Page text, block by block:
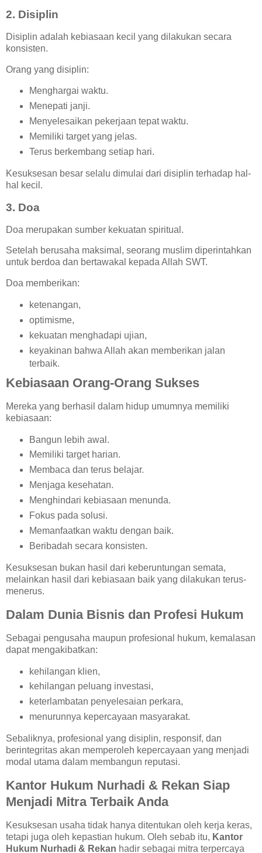
2. Disiplin
Disiplin adalah kebiasaan kecil yang dilakukan secara
konsisten.
Orang yang disiplin:
Menghargai waktu.
Menepati janji.
Menyelesaikan pekerjaan tepat waktu.
Memiliki target yang jelas.
Terus berkembang setiap hari.
Kesuksesan besar selalu dimulai dari disiplin terhadap hal-
hal kecil.
3. Doa
Doa merupakan sumber kekuatan spiritual.
Setelah berusaha maksimal, seorang muslim diperintahkan
untuk berdoa dan bertawakal kepada Allah SWT.
Doa memberikan:
ketenangan,
optimisme,
kekuatan menghadapi ujian,
keyakinan bahwa Allah akan memberikan jalan
terbaik.
Kebiasaan Orang-Orang Sukses
Mereka yang berhasil dalam hidup umumnya memiliki
kebiasaan:
Bangun lebih awal.
Memiliki target harian.
Membaca dan terus belajar.
Menjaga kesehatan.
Menghindari kebiasaan menunda.
Fokus pada solusi.
Memanfaatkan waktu dengan baik.
Beribadah secara konsisten.
Kesuksesan bukan hasil dari keberuntungan semata,
melainkan hasil dari kebiasaan baik yang dilakukan terus-
menerus.
Dalam Dunia Bisnis dan Profesi Hukum
Sebagai pengusaha maupun profesional hukum, kemalasan
dapat mengakibatkan:
kehilangan klien,
kehilangan peluang investasi,
keterlambatan penyelesaian perkara,
menurunnya kepercayaan masyarakat.
Sebaliknya, profesional yang disiplin, responsif, dan
berintegritas akan memperoleh kepercayaan yang menjadi
modal utama dalam membangun reputasi.
Kantor Hukum Nurhadi & Rekan Siap
Menjadi Mitra Terbaik Anda
Kesuksesan usaha tidak hanya ditentukan oleh kerja keras,
tetapi juga oleh kepastian hukum. Oleh sebab itu, Kantor
Hukum Nurhadi & Rekan hadir sebagai mitra terpercaya